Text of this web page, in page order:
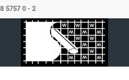
5757 0 - 2